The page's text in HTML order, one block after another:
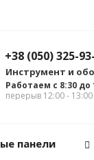
+38 (050) 325-
Инструмент и
Работаем с 8:30 до
перерыв 12:00 - 13:00
панели